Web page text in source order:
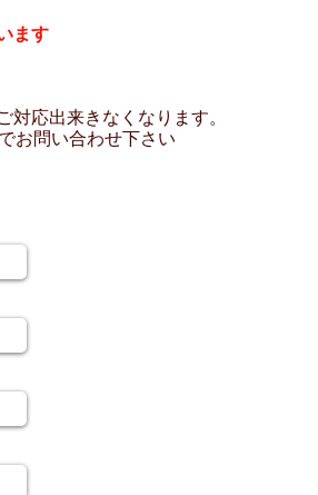
ます
応出来きなくなります。
問い合わせ下さい